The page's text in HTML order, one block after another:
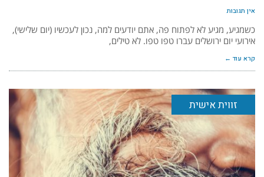
אין תגובות
כשמגיע, מגיע לא לפתוח פה, אתם יודעים למה, נכון לעכשיו (יום שלישי),
אירועי יום ירושלים עברו טפו טפו. לא טילים,
קרא עוד ←
זווית אישית